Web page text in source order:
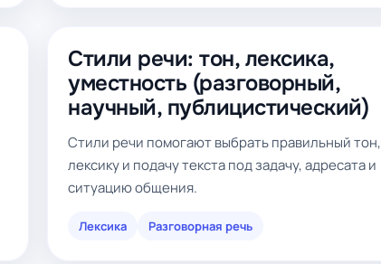
Стили речи: тон, лексика,
уместность (разговорный,
научный, публицистический)
Стили речи помогают выбрать правильный тон,
лексику и подачу текста под задачу, адресата и
ситуацию общения.
Лексика Разговорная речь